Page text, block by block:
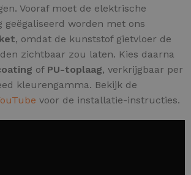
Vooraf moet de elektrische
geëgaliseerd worden met ons
, omdat de kunststof gietvloer de
zichtbaar zou laten. Kies daarna
of PU-toplaag, verkrijgbaar per
kleurengamma. Bekijk de
voor de installatie-instructies.